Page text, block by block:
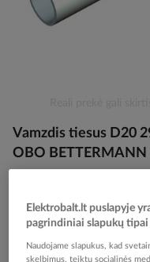
the
beginning
gallery
Vamzdis tiesus D20
OBO BETTERMANN
Elektrobalt prekės kodas
EAN kodas
Gamintojo prekės kodas
Elektrobalt.lt puslapyje
pagrindiniai slapukų tipai
Naudojame slapukus, kad
skelbimus, teiktų socialinės